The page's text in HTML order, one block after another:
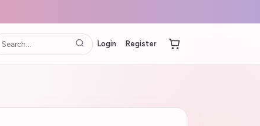
Login Register